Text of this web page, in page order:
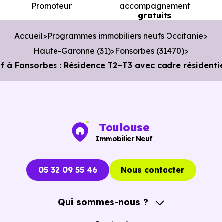
Bibliothèque :Bibliotheque Municipale à 4.7 km, soit 6
min en voiture ou à 4.6 km, soit 55 min à pied.
Promoteur
accompagnement
gratuits
Accueil Programmes immobiliers neufs Occitanie
Haute-Garonne (31) Fonsorbes (31470)
à Fonsorbes : Résidence T2–T3 avec cadre
Toulouse
Immobilier Neuf
05 32 09 55 46 Nous contacter
Qui sommes-nous ?
A propos